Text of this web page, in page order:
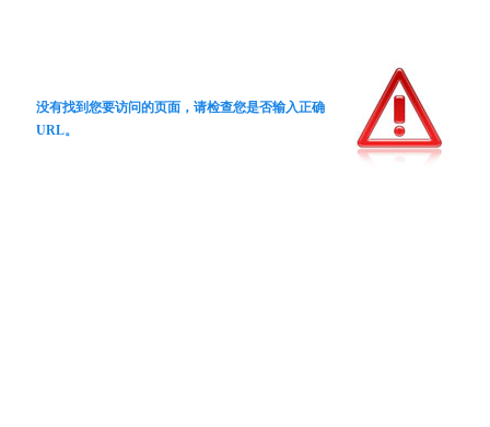
没有找到您要访问的页面，请检查您是否输入正确
URL。